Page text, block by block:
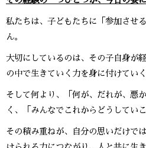
私たちは、子どもたちに「参加させ
ん。
大切にしているのは、その子自身が
の中で生きていく力を身に付けていく
そして何より、「何が、だれが、悪
く、「みんなでこれからどうしてい
その積み重ねが、自分の思いだけで